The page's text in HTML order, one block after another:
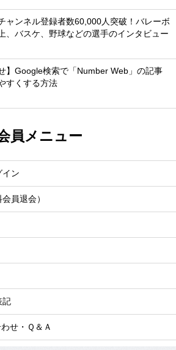
ャンネル登録者数60,000人突破！バレーボ
、バスケ、野球などの選手のインタビュー
】Google検索で「Number Web」の記事
すくする方法
員メニュー
イン
員退会）
記
せ・Ｑ＆Ａ